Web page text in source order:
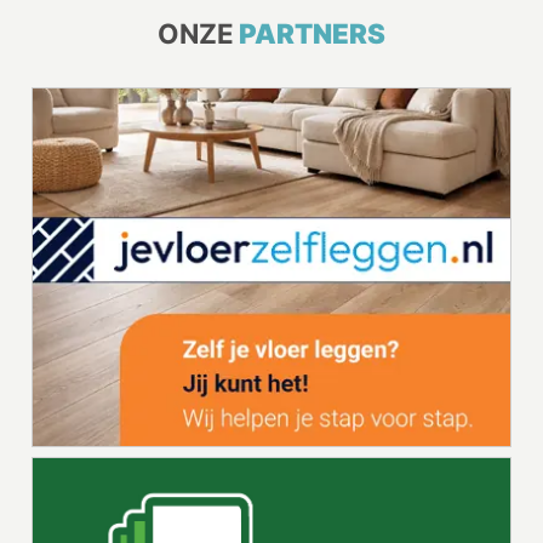
ONZE PARTNERS